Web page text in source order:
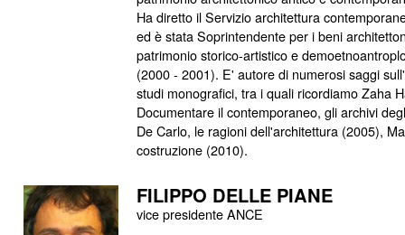
Ha diretto il Servizio architettura
ed è stata Soprintendente per i beni
patrimonio storico-artistico e
(2000 - 2001). E' autore di numerosi saggi
studi monografici, tra i quali ricordiamo Zaha
Documentare il contemporaneo, gli archivi
De Carlo, le ragioni dell'architettura (2005),
costruzione (2010).
FILIPPO DELLE PIANE
vice presidente ANCE